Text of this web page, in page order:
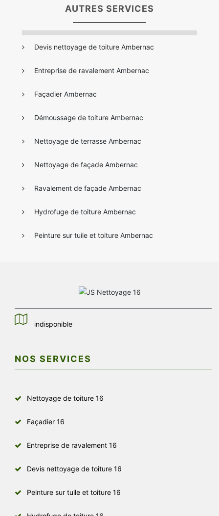
AUTRES SERVICES
Devis nettoyage de toiture Ambernac
Entreprise de ravalement Ambernac
Façadier Ambernac
Démoussage de toiture Ambernac
Nettoyage de terrasse Ambernac
Nettoyage de façade Ambernac
Ravalement de façade Ambernac
Hydrofuge de toiture Ambernac
Peinture sur tuile et toiture Ambernac
indisponible
NOS SERVICES
Nettoyage de toiture 16
Façadier 16
Entreprise de ravalement 16
Devis nettoyage de toiture 16
Peinture sur tuile et toiture 16